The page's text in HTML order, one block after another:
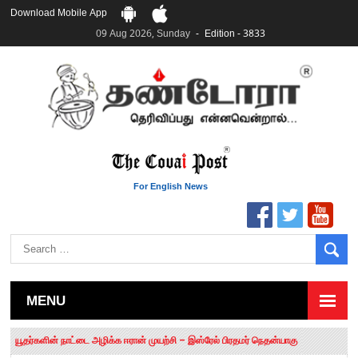
Download Mobile App
09 Aug 2026, Sunday
Edition - 3833
For English News
MENU
தமிழக சட்டப்பேரவையில் காலியிடங்கள் 6 ஆக உயர்வு
யூதர்களின் நாட்டை அழிக்க ஈரான் முயற்சி – இஸ்ரேல் பிரதமர் நெதன்யாகு